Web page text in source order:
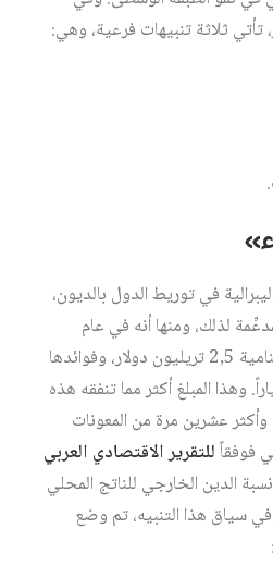
تأتي ثلاثة تنبيهات فرعية، وهي:
في توريط الدول بالديون،
لذلك، ومنها أنه في عام
2004 بلغت ديون الدول النامية 2,5 تريليون دولار، وفوائدها
تزيد على 375 ملياراً. وهذا المبلغ أكثر مما تنفقه هذه
عشرين مرة من المعونات
فوفقاًللتقرير الاقتصادي العربي
الدين الخارجي للناتج المحلي
سياق هذا التنبيه، تم وضع